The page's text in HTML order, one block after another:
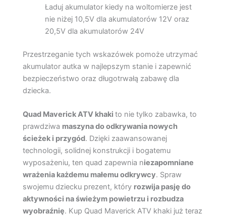
Ładuj akumulator kiedy na woltomierze jest
nie niżej 10,5V dla akumulatorów 12V oraz
20,5V dla akumulatorów 24V
Przestrzeganie tych wskazówek pomoże utrzymać
akumulator autka w najlepszym stanie i zapewnić
bezpieczeństwo oraz długotrwałą zabawę dla
dziecka.
Quad Maverick ATV khaki to nie tylko zabawka, to
prawdziwa maszyna do odkrywania nowych
ścieżek i przygód. Dzięki zaawansowanej
technologii, solidnej konstrukcji i bogatemu
wyposażeniu, ten quad zapewnia niezapomniane
wrażenia każdemu małemu odkrywcy. Spraw
swojemu dziecku prezent, który rozwija pasję do
aktywności na świeżym powietrzu i rozbudza
wyobraźnię. Kup Quad Maverick ATV khaki już teraz